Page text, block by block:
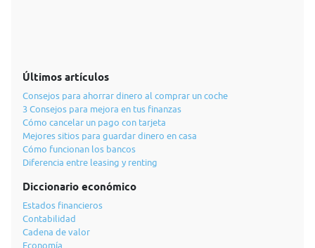
Últimos artículos
Consejos para ahorrar dinero al comprar un coche
3 Consejos para mejora en tus finanzas
Cómo cancelar un pago con tarjeta
Mejores sitios para guardar dinero en casa
Cómo funcionan los bancos
Diferencia entre leasing y renting
Diccionario económico
Estados financieros
Contabilidad
Cadena de valor
Economía